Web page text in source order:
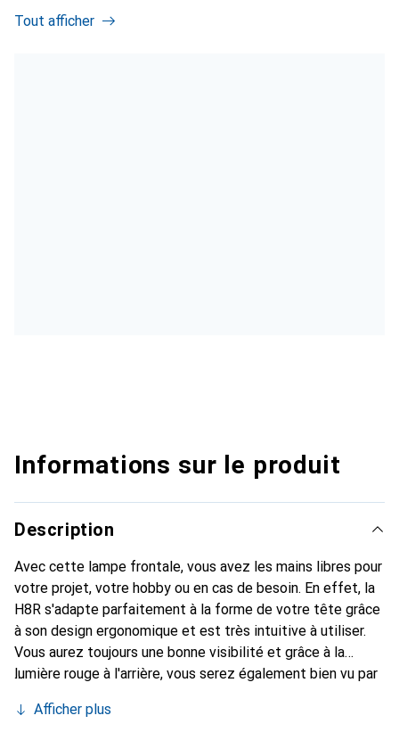
Tout afficher
Informations sur le produit
Description
Avec cette lampe frontale, vous avez les mains libres pour
votre projet, votre hobby ou en cas de besoin. En effet, la
H8R s'adapte parfaitement à la forme de votre tête grâce
à son design ergonomique et est très intuitive à utiliser.
Vous aurez toujours une bonne visibilité et grâce à la
lumière rouge à l'arrière, vous serez également bien vu par
la recharger facilement dans le monde entier via USB 3.0 -
Afficher plus